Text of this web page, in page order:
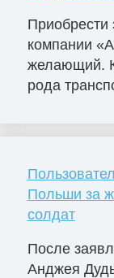
Приобрести
компании
желающий.
рода
Польши за
солдат
После
Анджея